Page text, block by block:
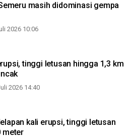
masih didominasi gempa
2026 10:06
tinggi letusan hingga 1,3 km
2026 14:40
kali erupsi, tinggi letusan
meter